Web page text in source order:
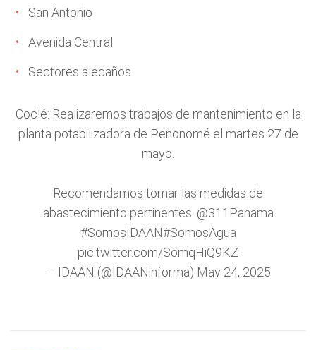
San Antonio
Avenida Central
Sectores aledaños
Coclé: Realizaremos trabajos de mantenimiento en la
planta potabilizadora de Penonomé el martes 27 de
mayo.
Recomendamos tomar las medidas de
abastecimiento pertinentes. @311Panama
#SomosIDAAN#SomosAgua
pic.twitter.com/SomqHiQ9KZ
— IDAAN (@IDAANinforma) May 24, 2025